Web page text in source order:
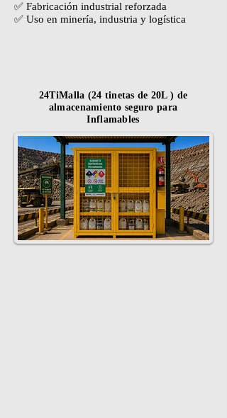
✅ Fabricación industrial reforzada
✅ Uso en minería, industria y logística
24TiMalla (24 tinetas de 20L ) de
almacenamiento seguro para
Inflamables